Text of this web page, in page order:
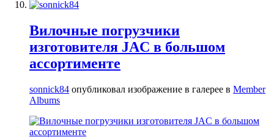
Вилочные погрузчики
изготовителя JAC в большом
ассортименте
sonnick84 опубликовал изображение в галерее в Member
Albums